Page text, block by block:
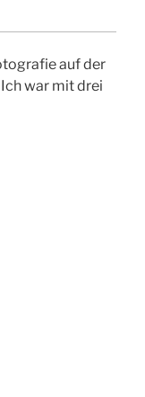
auf der
war mit drei